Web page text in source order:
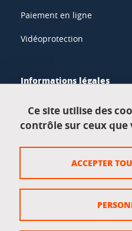
Paiement en ligne
Vidéoprotection
Informations légales
Données personnelles
Crédits
Gestion des cookies
Ce site utilise des
contrôle sur ceux que
ACCEPTER